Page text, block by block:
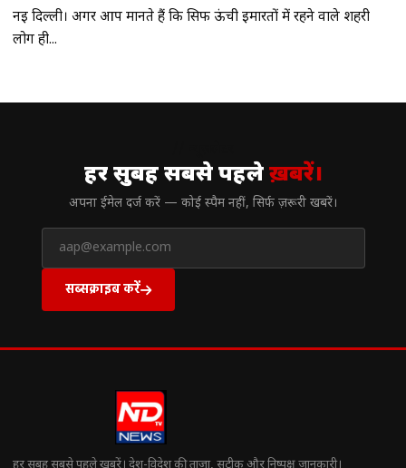
नई दिल्ली। अगर आप मानते हैं कि सिर्फ ऊंची इमारतों में रहने वाले शहरी
लोग ही...
हर सुबह सबसे पहलेख़बरें।
अपना ईमेल दर्ज करें — कोई स्पैम नहीं, सिर्फ ज़रूरी खबरें।
सब्सक्राइब करें
हर सुबह सबसे पहले खबरें। देश-विदेश की ताज़ा, सटीक और निष्पक्ष जानकारी।